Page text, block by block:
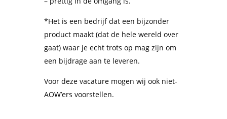
*Het is een bedrijf dat een bijzonder
product maakt (dat de hele wereld over
gaat) waar je echt trots op mag zijn om
een bijdrage aan te leveren.
Voor deze vacature mogen wij ook niet-
AOW’ers voorstellen.